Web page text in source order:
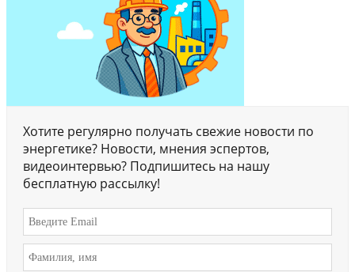
Хотите регулярно получать свежие новости по
энергетике? Новости, мнения эспертов,
видеоинтервью? Подпишитесь на нашу
бесплатную рассылку!